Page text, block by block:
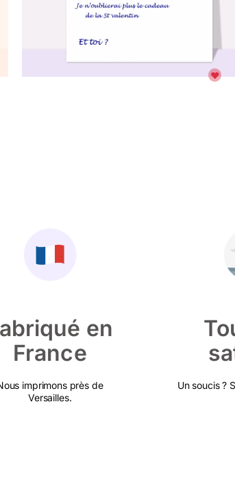
en
France
imprimons près de
Versailles.
Un soucis ?